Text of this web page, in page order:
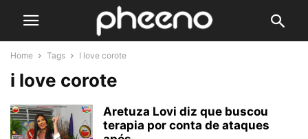
Home Tags I love corote
i love corote
Aretuza Lovi diz que buscou
terapia por conta de ataques